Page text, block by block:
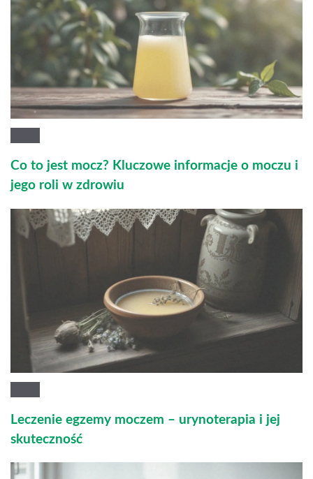
Co to jest mocz? Kluczowe informacje o moczu i
jego roli w zdrowiu
Leczenie egzemy moczem – urynoterapia i jej
skuteczność